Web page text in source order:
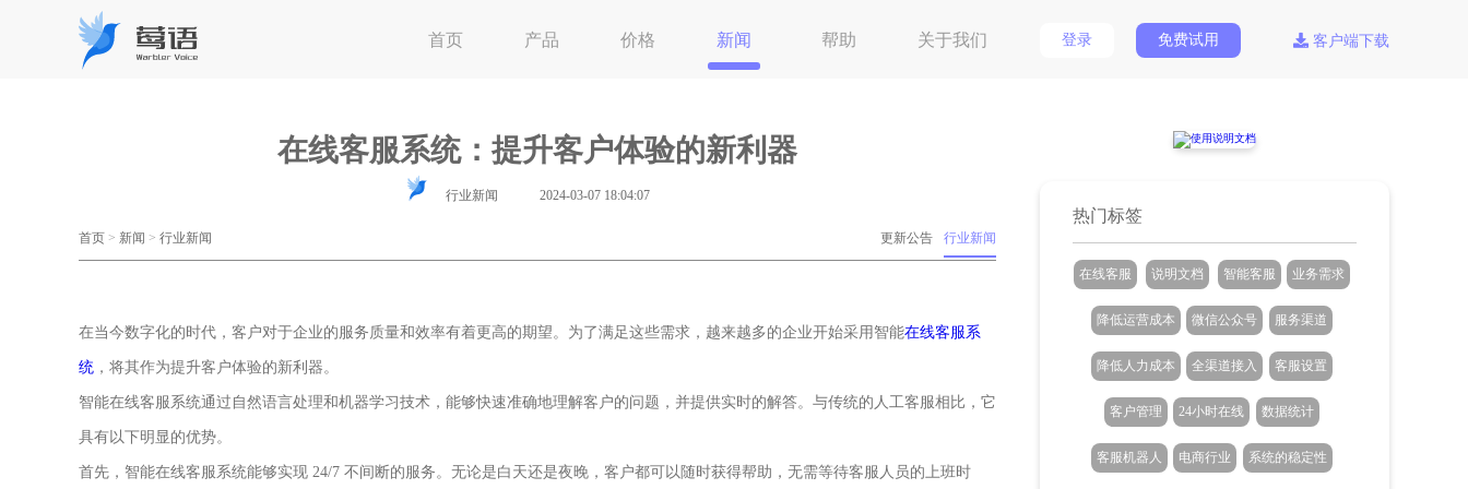
首页 产品 价格 新闻 帮助 关于我们 登录 免费试用 客户端下载
在线客服系统：提升客户体验的新利器
行业新闻 2024-03-07 18:04:07
行业新闻
更新公告
首页 > 新闻 > 行业新闻
在当今数字化的时代，客户对于企业的服务质量和效率有着更高的期望。为了满足这些需求，越来越多的企业开始采用智能在线客服系
统 ，将其作为提升客户体验的新利器。
智能在线客服系统通过自然语言处理和机器学习技术，能够快速准确地理解客户的问题，并提供实时的解答。与传统的人工客服相比，它
具有以下明显的优势。
首先，智能在线客服系统能够实现 24/7 不间断的服务。无论是白天还是夜晚，客户都可以随时获得帮助，无需等待客服人员的上班时
热门标签
在线客服 说明文档 智能客服 业务需求
降低运营成本 微信公众号 服务渠道
降低人力成本 全渠道接入 客服设置
客户管理 24小时在线 数据统计
客服机器人 电商行业 系统的稳定性